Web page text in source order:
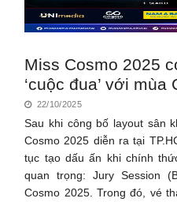
Miss Cosmo 2025
‘cuộc đua’ với mùa
22/10/2025
Sau khi công bố layout sân
Cosmo 2025 diễn ra tại
tục tạo dấu ấn khi chính
quan trọng: Jury Session
Cosmo 2025. Trong đó, vé